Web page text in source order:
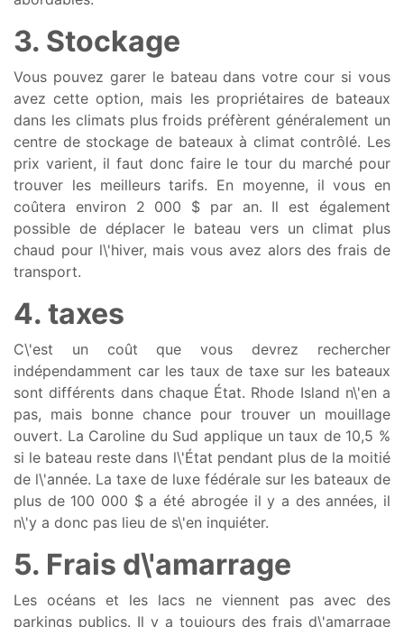
3. Stockage
Vous pouvez garer le bateau dans votre cour si vous
avez cette option, mais les propriétaires de bateaux
dans les climats plus froids préfèrent généralement un
centre de stockage de bateaux à climat contrôlé. Les
prix varient, il faut donc faire le tour du marché pour
trouver les meilleurs tarifs. En moyenne, il vous en
coûtera environ 2 000 $ par an. Il est également
possible de déplacer le bateau vers un climat plus
chaud pour l\'hiver, mais vous avez alors des frais de
transport.
4. taxes
C\'est un coût que vous devrez rechercher
indépendamment car les taux de taxe sur les bateaux
sont différents dans chaque État. Rhode Island n\'en a
pas, mais bonne chance pour trouver un mouillage
ouvert. La Caroline du Sud applique un taux de 10,5 %
si le bateau reste dans l\'État pendant plus de la moitié
de l\'année. La taxe de luxe fédérale sur les bateaux de
plus de 100 000 $ a été abrogée il y a des années, il
n\'y a donc pas lieu de s\'en inquiéter.
5. Frais d\'amarrage
Les océans et les lacs ne viennent pas avec des
parkings publics. Il y a toujours des frais d\'amarrage